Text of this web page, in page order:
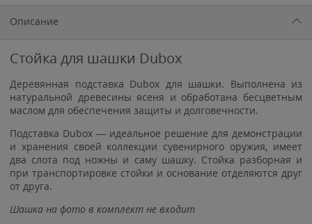
Описание
Cтойка для шашки Dubox
Деревянная подставка Dubox для шашки. Выполнена из
натуральной древесины ясеня и обработана бесцветным
маслом для обеспечения защиты и долговечности.
Подставка Dubox — идеальное решение для демонстрации
и хранения своей коллекции сувенирного оружия, имеет
два слота под ножны и саму шашку. Стойка разборная и
при транспортировке стойки и основание отделяются друг
от друга.
Шашка на фото в комплект не входит